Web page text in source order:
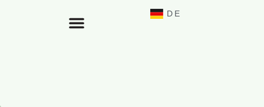
DE
EN